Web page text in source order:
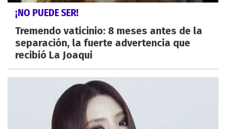
¡NO PUEDE SER!
Tremendo vaticinio: 8 meses antes de la
separación, la fuerte advertencia que
recibió La Joaqui